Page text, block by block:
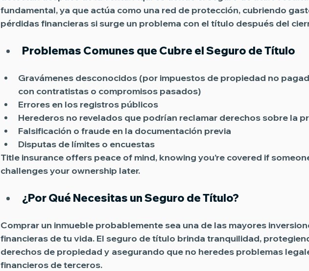
fundamental, ya que actúa como una red de protección, cubriendo
pérdidas financieras si surge un problema con el título después del
Problemas Comunes que Cubre el Seguro de Título
Gravámenes desconocidos (por impuestos de propiedad no
con contratistas o compromisos pasados)
Errores en los registros públicos
Herederos no revelados que podrían reclamar derechos sobre la
Falsificación o fraude en la documentación previa
Disputas de límites o encuestas
Title insurance offers peace of mind, knowing you’re covered if
challenges your ownership later.
¿Por Qué Necesitas un Seguro de Título?
Comprar un inmueble probablemente sea una de las mayores
financieras de tu vida. El seguro de título brinda tranquilidad,
derechos de propiedad y asegurando que no heredes problemas
financieros de terceros.